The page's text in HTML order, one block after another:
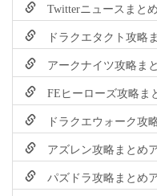
Twitterニュースまと
ドラクエタクト攻略
アークナイツ攻略ま
FEヒーローズ攻略ま
ドラクエウォーク攻
アズレン攻略まとめ
パズドラ攻略まとめ